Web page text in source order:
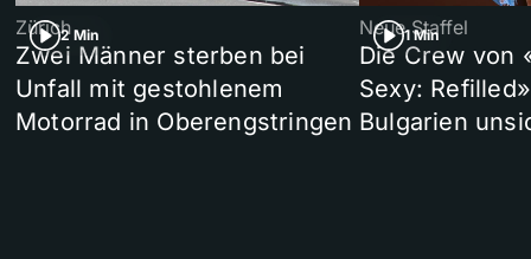
2 Min
Zürich
Zwei Männer sterben bei
Unfall mit gestohlenem
Motorrad in Oberengstringen
1 Min
Neue Staffel
Die Crew von
Sexy:
Bulgarien